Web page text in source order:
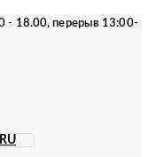
- 18.00, перерыв 13:00-